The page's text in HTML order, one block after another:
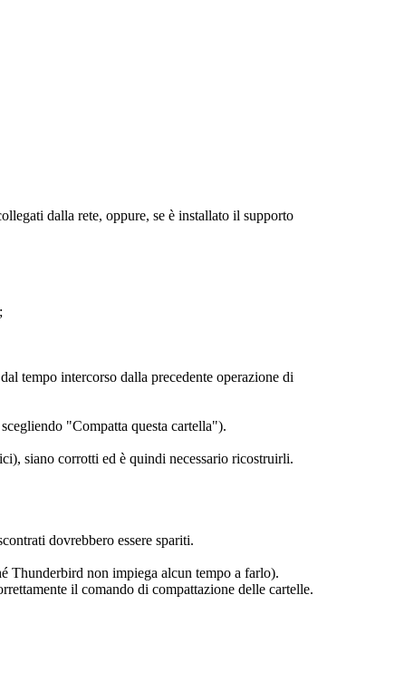
dalla rete, oppure, se è installato il supporto
tempo intercorso dalla precedente operazione di
"Compatta questa cartella").
siano corrotti ed è quindi necessario ricostruirli.
dovrebbero essere spariti.
Thunderbird non impiega alcun tempo a farlo).
il comando di compattazione delle cartelle.